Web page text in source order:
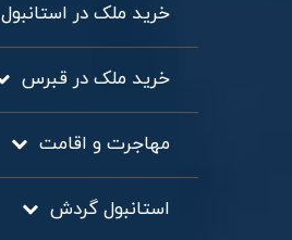
خرید ملک در استانبول
خرید ملک در قبرس
مهاجرت و اقامت
استانبول گردش